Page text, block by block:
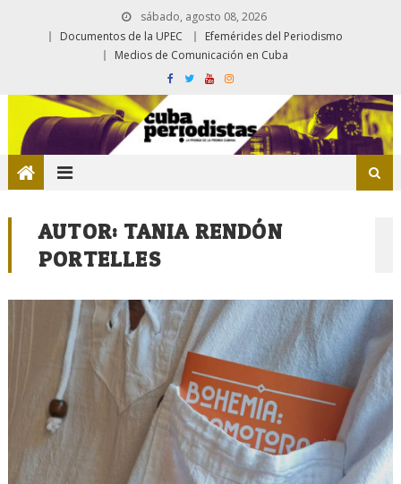
sábado, agosto 08, 2026
Documentos de la UPEC
Efemérides del Periodismo
Medios de Comunicación en Cuba
AUTOR: TANIA RENDÓN
PORTELLES